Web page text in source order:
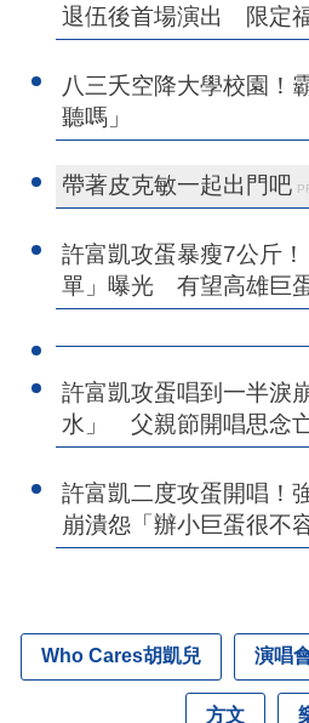
退伍後首場演出 限定
八三夭空降大學校園！
聽嗎」
帶著皮克敏一起出門吧
許富凱攻蛋暴瘦7公斤
單」曝光 有望高雄巨
許富凱攻蛋唱到一半淚
水」 父親節開唱思念
許富凱二度攻蛋開唱！
崩潰怨「辦小巨蛋很不
Who Cares胡凱兒 演唱
方文